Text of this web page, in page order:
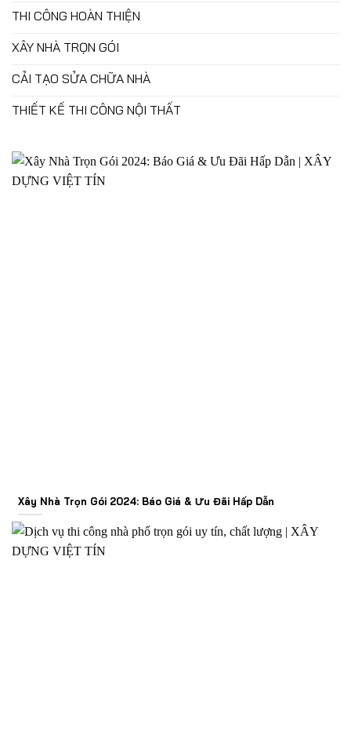
THI CÔNG HOÀN THIỆN
XÂY NHÀ TRỌN GÓI
CẢI TẠO SỬA CHỮA NHÀ
THIẾT KẾ THI CÔNG NỘI THẤT
Xây Nhà Trọn Gói 2024: Báo Giá & Ưu Đãi Hấp Dẫn